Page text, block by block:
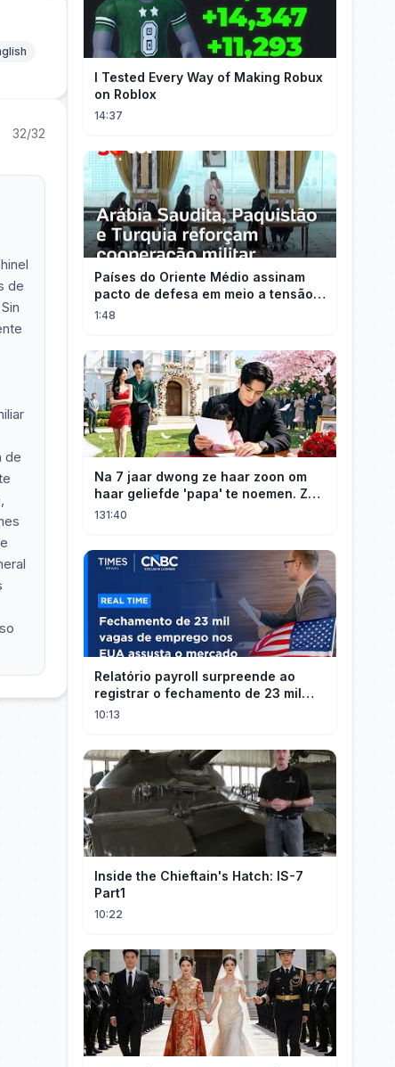
32/32
de
de
I Tested Every Way of Making Robux
on Roblox
14:37
Países do Oriente Médio assinam
pacto de defesa em meio a tensão
com Irã
1:48
Na 7 jaar dwong ze haar zoon om
haar geliefde 'papa' te noemen. Ze
scheidde, hij werd rijk, trouwde met
131:40
Relatório payroll surpreende ao
registrar o fechamento de 23 mil
vagas nos EUA
10:13
Inside the Chieftain's Hatch: IS-7
Part1
10:22